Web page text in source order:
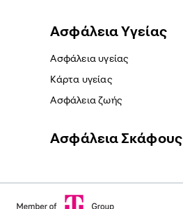
Ασφάλεια Yγείας
Ασφάλεια υγείας
Κάρτα υγείας
Ασφάλεια ζωής
Ασφάλεια Σκάφους